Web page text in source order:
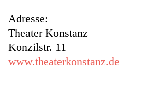
Adresse:
Theater Konstanz
Konzilstr. 11
www.theaterkonstanz.de